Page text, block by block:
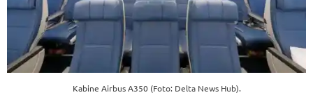
Kabine Airbus A350 (Foto: Delta News Hub).